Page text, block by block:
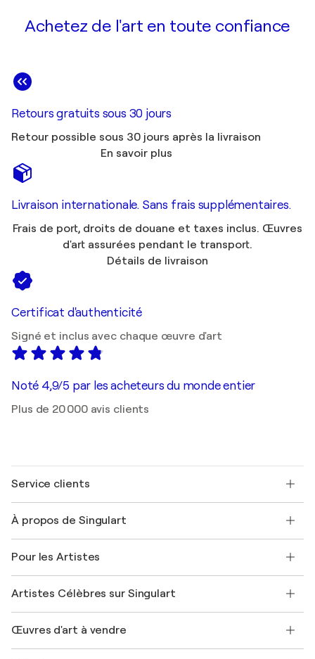
Achetez de l'art en toute confiance
Retours gratuits sous 30 jours
Retour possible sous 30 jours après la livraison
En savoir plus
Livraison internationale. Sans frais supplémentaires.
Frais de port, droits de douane et taxes inclus. Œuvres
d'art assurées pendant le transport.
Détails de livraison
Certificat d'authenticité
Signé et inclus avec chaque œuvre d'art
Noté 4,9/5 par les acheteurs du monde entier
Plus de 20 000 avis clients
Service clients
Expédition
Offrir une carte cadeau
Rejoignez notre programme commercial
Mon compte
+33 1 76 44 06 42
À propos de Singulart
FAQ
Magazine Singulart
Emplois
Découvrez une sélection d'art original
Pour les Artistes
Se connecter en tant qu'Artiste
Artistes Célèbres sur Singulart
Marc Chagall
Œuvres d'art à vendre